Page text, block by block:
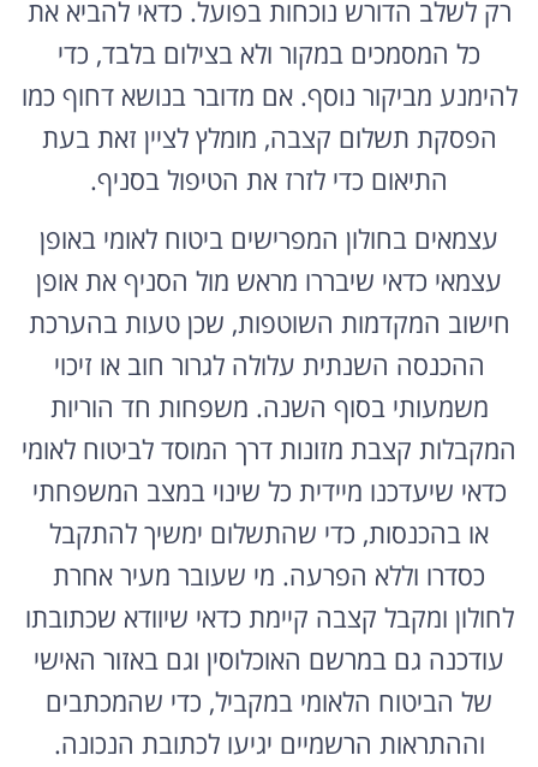
כל המסמכים במקור ולא בצילום בלבד, כדי
להימנע מביקור נוסף. אם מדובר בנושא דחוף כמו
הפסקת תשלום קצבה, מומלץ לציין זאת בעת
התיאום כדי לזרז את הטיפול בסניף.
עצמאים בחולון המפרישים ביטוח לאומי באופן
עצמאי כדאי שיבררו מראש מול הסניף את אופן
חישוב המקדמות השוטפות, שכן טעות בהערכת
ההכנסה השנתית עלולה לגרור חוב או זיכוי
משמעותי בסוף השנה. משפחות חד הוריות
המקבלות קצבת מזונות דרך המוסד לביטוח לאומי
כדאי שיעדכנו מיידית כל שינוי במצב המשפחתי
או בהכנסות, כדי שהתשלום ימשיך להתקבל
כסדרו וללא הפרעה. מי שעובר מעיר אחרת
לחולון ומקבל קצבה קיימת כדאי שיוודא שכתובתו
עודכנה גם במרשם האוכלוסין וגם באזור האישי
של הביטוח הלאומי במקביל, כדי שהמכתבים
וההתראות הרשמיים יגיעו לכתובת הנכונה.